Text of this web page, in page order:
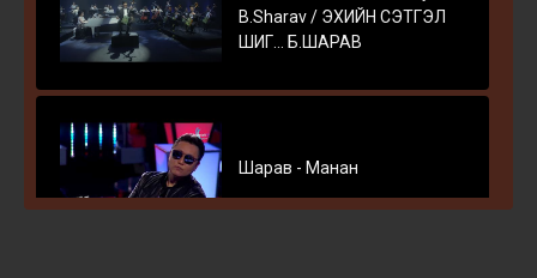
B.Sharav / ЭХИЙН СЭТГЭЛ
ШИГ... Б.ШАРАВ
Шарав - Манан